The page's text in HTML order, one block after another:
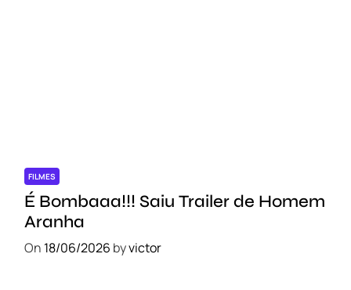
FILMES
É Bombaaa!!! Saiu Trailer de Homem
Aranha
On 18/06/2026 byvictor